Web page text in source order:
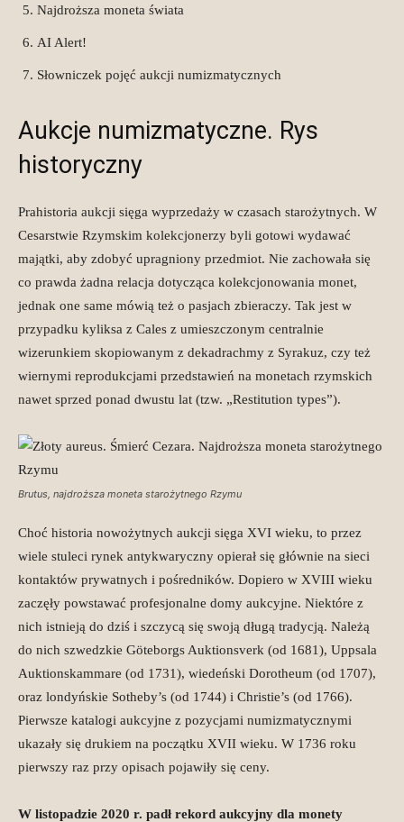
Najdroższa moneta świata
AI Alert!
Słowniczek pojęć aukcji numizmatycznych
Aukcje numizmatyczne. Rys
historyczny
Prahistoria aukcji sięga wyprzedaży w czasach starożytnych. W
Cesarstwie Rzymskim kolekcjonerzy byli gotowi wydawać
majątki, aby zdobyć upragniony przedmiot. Nie zachowała się
co prawda żadna relacja dotycząca kolekcjonowania monet,
jednak one same mówią też o pasjach zbieraczy. Tak jest w
przypadku kyliksa z Cales z umieszczonym centralnie
wizerunkiem skopiowanym z dekadrachmy z Syrakuz, czy też
wiernymi reprodukcjami przedstawień na monetach rzymskich
nawet sprzed ponad dwustu lat (tzw. „Restitution types”).
Brutus, najdroższa moneta starożytnego Rzymu
Choć historia nowożytnych aukcji sięga XVI wieku, to przez
wiele stuleci rynek antykwaryczny opierał się głównie na sieci
kontaktów prywatnych i pośredników. Dopiero w XVIII wieku
zaczęły powstawać profesjonalne domy aukcyjne. Niektóre z
nich istnieją do dziś i szczycą się swoją długą tradycją. Należą
do nich szwedzkie Göteborgs Auktionsverk (od 1681), Uppsala
Auktionskammare (od 1731), wiedeński Dorotheum (od 1707),
oraz londyńskie Sotheby’s (od 1744) i Christie’s (od 1766).
Pierwsze katalogi aukcyjne z pozycjami numizmatycznymi
ukazały się drukiem na początku XVII wieku. W 1736 roku
pierwszy raz przy opisach pojawiły się ceny.
W listopadzie 2020 r. padł rekord aukcyjny dla monety